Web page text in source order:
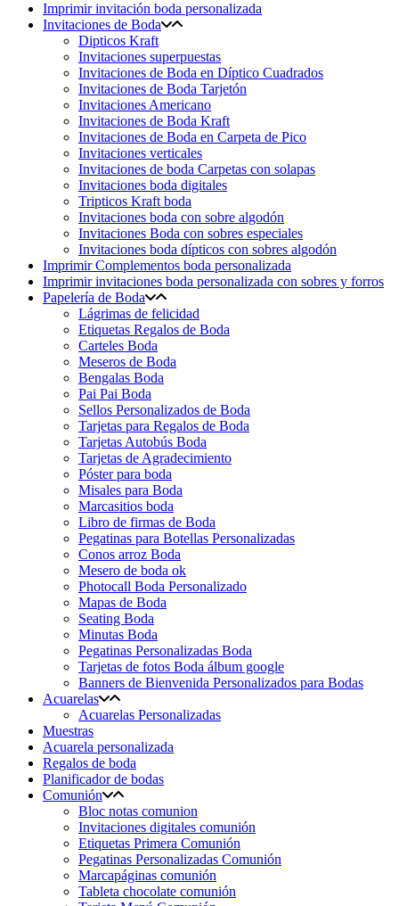
Imprimir invitación boda personalizada
Invitaciones de Boda
Dipticos Kraft
Invitaciones superpuestas
Invitaciones de Boda en Díptico Cuadrados
Invitaciones de Boda Tarjetón
Invitaciones Americano
Invitaciones de Boda Kraft
Invitaciones de Boda en Carpeta de Pico
Invitaciones verticales
Invitaciones de boda Carpetas con solapas
Invitaciones boda digitales
Tripticos Kraft boda
Invitaciones boda con sobre algodón
Invitaciones Boda con sobres especiales
Invitaciones boda dípticos con sobres algodón
Imprimir Complementos boda personalizada
Imprimir invitaciones boda personalizada con sobres y forros
Papelería de Boda
Lágrimas de felicidad
Etiquetas Regalos de Boda
Carteles Boda
Meseros de Boda
Bengalas Boda
Pai Pai Boda
Sellos Personalizados de Boda
Tarjetas para Regalos de Boda
Tarjetas Autobús Boda
Tarjetas de Agradecimiento
Póster para boda
Misales para Boda
Marcasitios boda
Libro de firmas de Boda
Pegatinas para Botellas Personalizadas
Conos arroz Boda
Mesero de boda ok
Photocall Boda Personalizado
Mapas de Boda
Seating Boda
Minutas Boda
Pegatinas Personalizadas Boda
Tarjetas de fotos Boda álbum google
Banners de Bienvenida Personalizados para Bodas
Acuarelas
Acuarelas Personalizadas
Muestras
Acuarela personalizada
Regalos de boda
Planificador de bodas
Comunión
Bloc notas comunion
Invitaciones digitales comunión
Etiquetas Primera Comunión
Pegatinas Personalizadas Comunión
Marcapáginas comunión
Tableta chocolate comunión